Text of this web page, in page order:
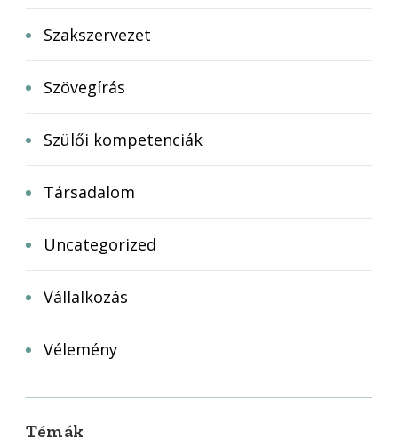
Szakszervezet
Szövegírás
Szülői kompetenciák
Társadalom
Uncategorized
Vállalkozás
Vélemény
Témák